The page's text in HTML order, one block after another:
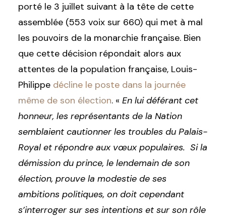
porté le 3 juillet suivant à la tête de cette
assemblée (553 voix sur 660) qui met à mal
les pouvoirs de la monarchie française. Bien
que cette décision répondait alors aux
attentes de la population française, Louis-
Philippe décline le poste dans la journée
même de son élection. « En lui déférant cet
honneur, les représentants de la Nation
semblaient cautionner les troubles du Palais-
Royal et répondre aux vœux populaires. Si la
démission du prince, le lendemain de son
élection, prouve la modestie de ses
ambitions politiques, on doit cependant
s’interroger sur ses intentions et sur son rôle